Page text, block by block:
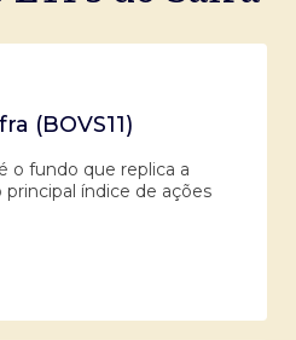
(BOVS11)
o fundo que replica a
principal índice de ações